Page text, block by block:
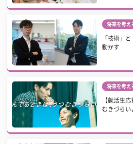
将来を考え
「技術」
動かす
将来を考え
【就活生
むきづらい